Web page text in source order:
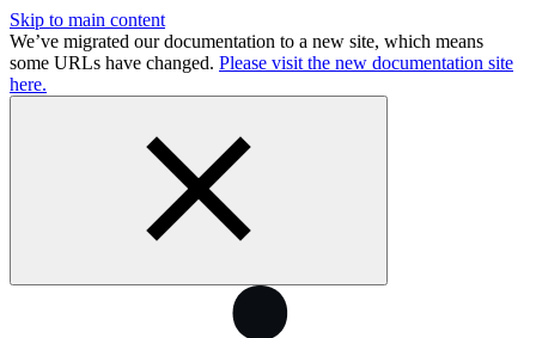
Skip to main content
We’ve migrated our documentation to a new site, which means
some URLs have changed. Please visit the new documentation site
here.